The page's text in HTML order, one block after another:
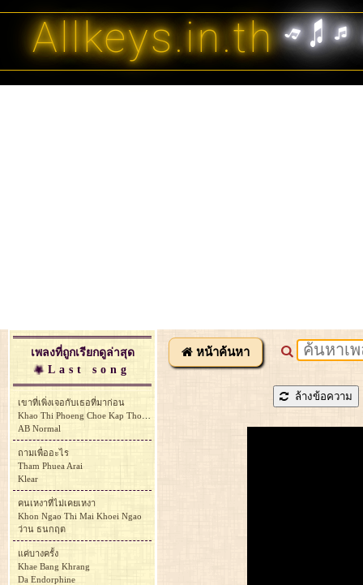
Allkeys.in.th
หน้าค้นหา
ล้างข้อความ
เพลงที่ถูกเรียกดูล่าสุด
Last song
เขาที่เพิ่งเจอกับเธอที่มาก่อน
Khao Thi Phoeng Choe Kap Thoe Thima Kon
AB Normal
ถามเพื่ออะไร
Tham Phuea Arai
Klear
คนเหงาที่ไม่เคยเหงา
Khon Ngao Thi Mai Khoei Ngao
ว่าน ธนกฤต
แค่บางครั้ง
Khae Bang Khrang
Da Endorphine